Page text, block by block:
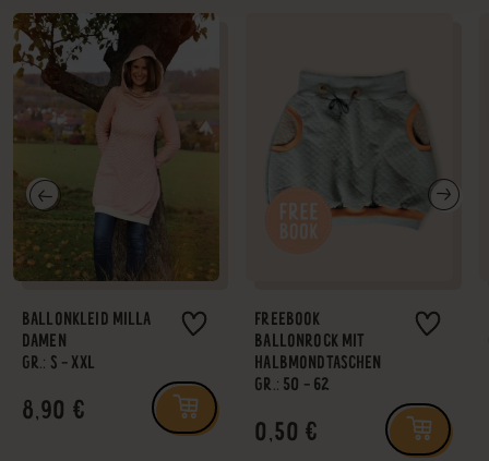
BALLONKLEID MILLA
DAMEN
GR.: S - XXL
8,90 €
FREEBOOK
BALLONROCK MIT
HALBMONDTASCHEN
GR.: 50 - 62
0,50 €